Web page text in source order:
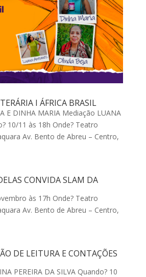
I ÁFRICA BRASIL
E DINHA MARIA Mediação LUANA
10/11 às 18h Onde? Teatro
Av. Bento de Abreu – Centro,
CONVIDA SLAM DA
às 17h Onde? Teatro
Av. Bento de Abreu – Centro,
DE LEITURA E CONTAÇÕES
PEREIRA DA SILVA Quando? 10